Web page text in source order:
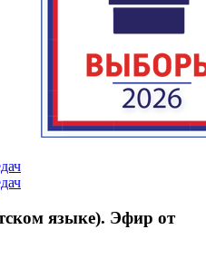
языке). Эфир от